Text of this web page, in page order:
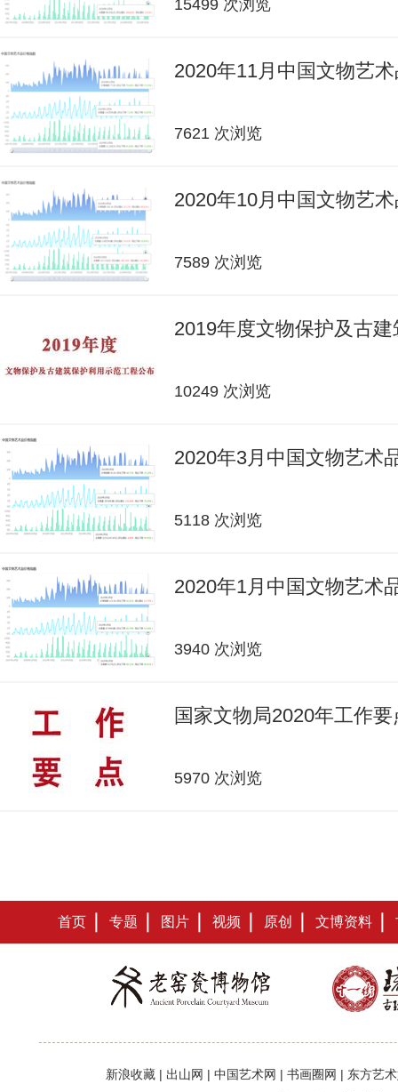
15499 次浏览
2020年11月中国文物艺
7621 次浏览
2020年10月中国文物艺
7589 次浏览
2019年度文物保护及古
10249 次浏览
2020年3月中国文物艺术
5118 次浏览
2020年1月中国文物艺术
3940 次浏览
国家文物局2020年工作要
5970 次浏览
首页 专题 图片 视频 原创 文博资料
新浪收藏 | 出山网 | 中国艺术网 | 书画圈网 | 东方艺